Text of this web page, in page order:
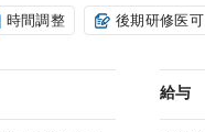
時間調整 後期研修医可
給与